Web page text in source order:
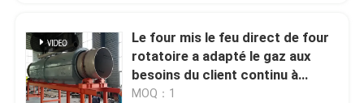
Le four mis le feu direct de four
rotatoire a adapté le gaz aux
besoins du client continu à
hautes températures pour le
MOQ：1